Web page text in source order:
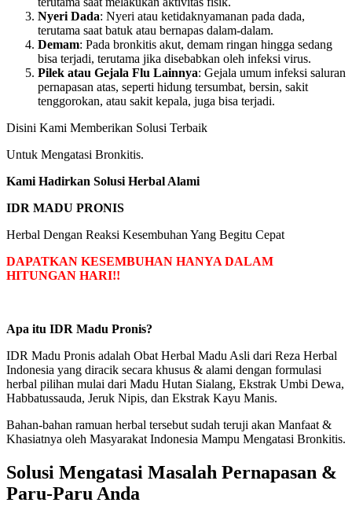
Nyeri Dada: Nyeri atau ketidaknyamanan pada dada,
terutama saat batuk atau bernapas dalam-dalam.
Demam: Pada bronkitis akut, demam ringan hingga sedang
bisa terjadi, terutama jika disebabkan oleh infeksi virus.
Pilek atau Gejala Flu Lainnya: Gejala umum infeksi saluran
pernapasan atas, seperti hidung tersumbat, bersin, sakit
tenggorokan, atau sakit kepala, juga bisa terjadi.
Disini Kami Memberikan Solusi Terbaik
Untuk Mengatasi Bronkitis.
Kami Hadirkan Solusi Herbal Alami
IDR MADU PRONIS
Herbal Dengan Reaksi Kesembuhan Yang Begitu Cepat
DAPATKAN KESEMBUHAN HANYA DALAM
HITUNGAN HARI!!
Apa itu IDR Madu Pronis?
IDR Madu Pronis adalah Obat Herbal Madu Asli dari Reza Herbal
Indonesia yang diracik secara khusus & alami dengan formulasi
herbal pilihan mulai dari Madu Hutan Sialang, Ekstrak Umbi Dewa,
Habbatussauda, Jeruk Nipis, dan Ekstrak Kayu Manis.
Bahan-bahan ramuan herbal tersebut sudah teruji akan Manfaat &
Khasiatnya oleh Masyarakat Indonesia Mampu Mengatasi Bronkitis.
Solusi Mengatasi Masalah Pernapasan &
Paru-Paru Anda